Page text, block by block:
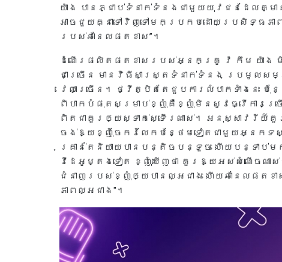
យ៉ាង បានភ្ជាប់ទំនាក់ទំនងជាមួយយុវជនដែលគ្មា
អាចជួយគ្នាទៅវិញទៅមកប្រកបដោយប្រសិទ្ធ
របស់ឆានែលផតខាស”។
ដំណើរផលិតផតខាសរបស់អ្នកគ្រូ វ៉ កឹម យ៉ាង មិនង
ជាច្រើន មានវិធីសាស្រ្តទំនាក់ទំនង ប្រមូលសម្
វេលាច្រើន។ ថ្វីត្បិតតែជួបការលំបាកទាំងនេះ ប៉ុ
ពិបាកបំផុតសម្រាប់ខ្ញុំគឺខ្ញុំមិនសូវធ្វើការច្រ
ពិតជាគួរឲ្យស្ទាក់ស្ទើរណាស់។ អនុស្សាវរីយ៍គួ
ចង់ឱ្យខ្ញុំចែករំលែកបន្ថែមទៀតជាមួយអ្នកទស្
គ្រាន់តែនិយាយបានបន្តិចបន្ទួច ហើយបន្ទាប់ម
វីដេអូម្តងទៀត ខ្ញុំឃើញថា គួរឱ្យអស់សំណើចណា
ជំនាញរបស់ខ្ញុំឲ្យបានល្អជាង ហើយឆានែលផតខ
ភាពល្អជាង"។